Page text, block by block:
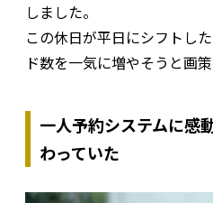
しました。
この休日が平日にシフトし
ド数を一気に増やそうと画策
一人予約システムに感
わっていた